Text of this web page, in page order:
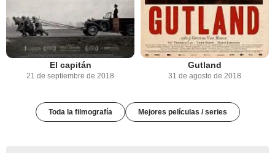
El capitán
21 de septiembre de 2018
Gutland
31 de agosto de 2018
Toda la filmografía Mejores películas / series